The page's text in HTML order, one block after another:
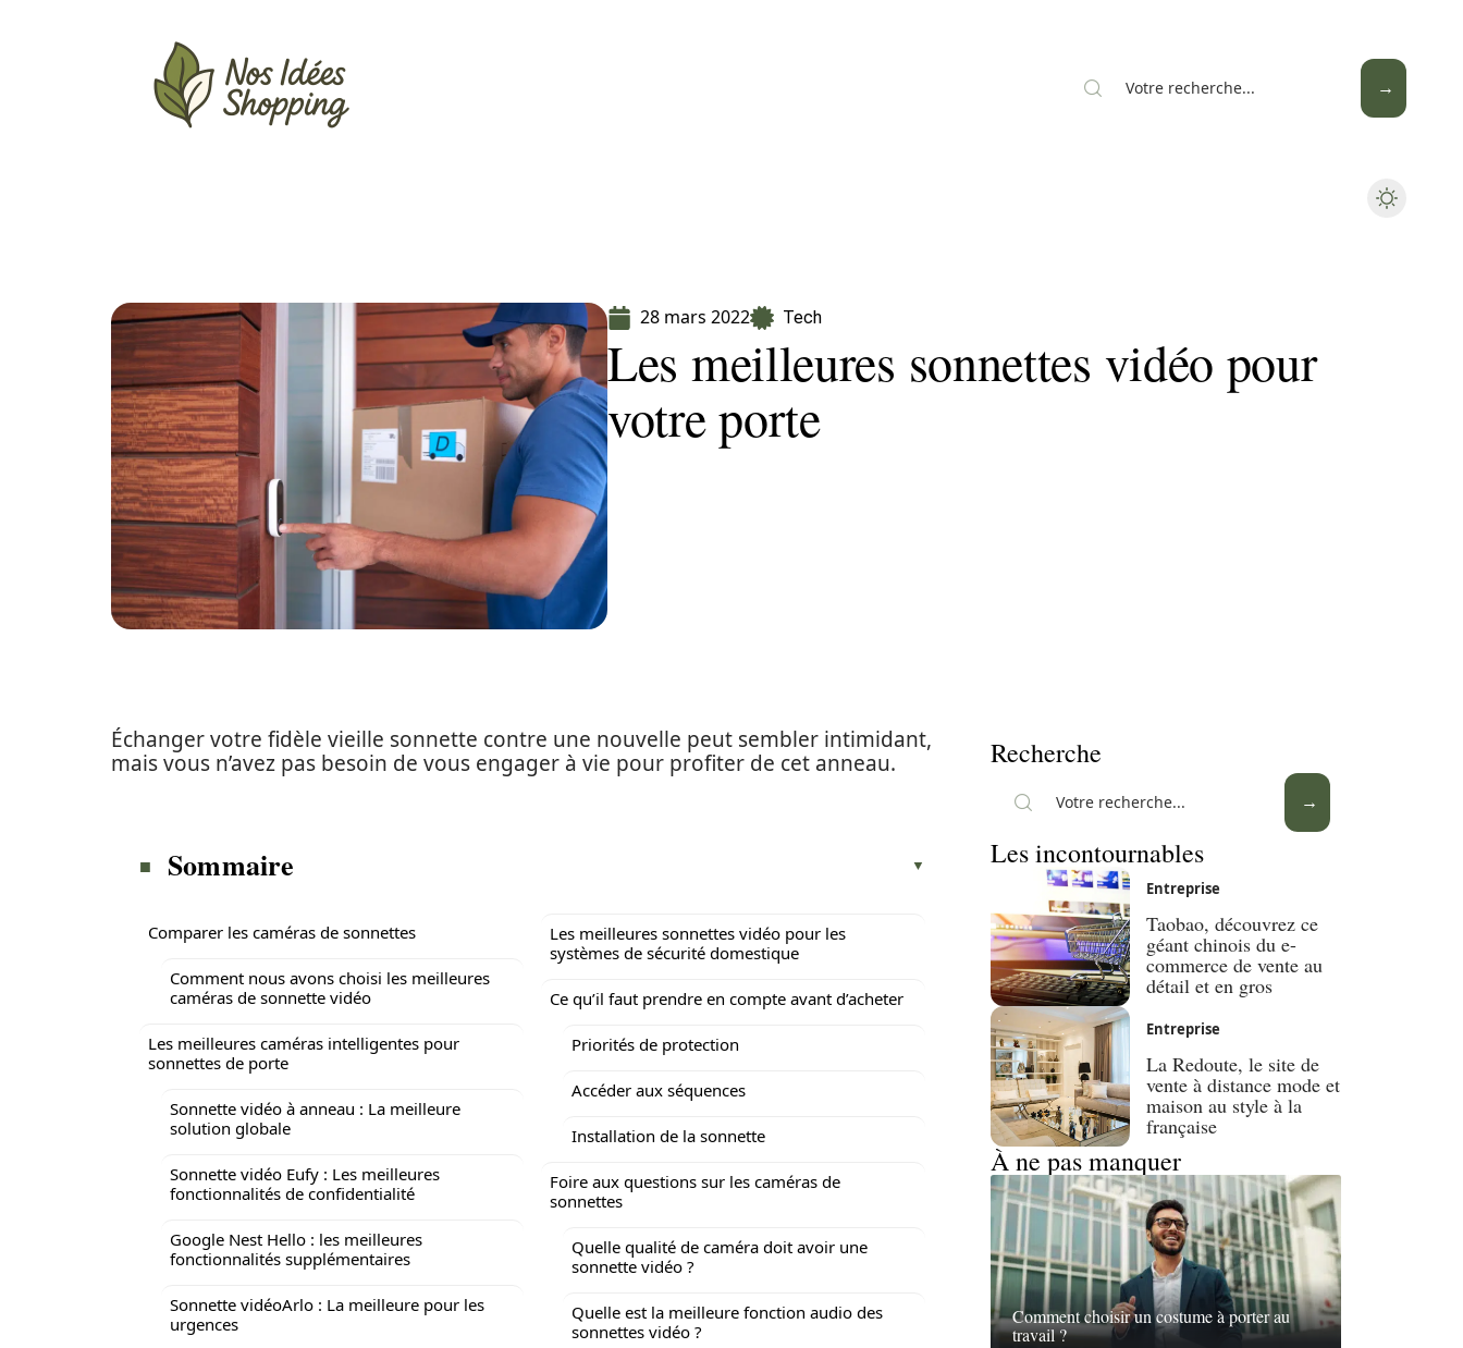
28 mars 2022 Tech
Les meilleures sonnettes vidéo pour
votre porte
Échanger votre fidèle vieille sonnette contre une nouvelle peut sembler intimidant,
mais vous n’avez pas besoin de vous engager à vie pour profiter de cet anneau.
Sommaire
Comparer les caméras de sonnettes
Comment nous avons choisi les meilleures
caméras de sonnette vidéo
Les meilleures caméras intelligentes pour
sonnettes de porte
Sonnette vidéo à anneau : La meilleure
solution globale
Sonnette vidéo Eufy : Les meilleures
fonctionnalités de confidentialité
Google Nest Hello : les meilleures
fonctionnalités supplémentaires
Sonnette vidéoArlo : La meilleure pour les
urgences
Les meilleures sonnettes vidéo pour les
systèmes de sécurité domestique
Ce qu’il faut prendre en compte avant d’acheter
Priorités de protection
Accéder aux séquences
Installation de la sonnette
Foire aux questions sur les caméras de
sonnettes
Quelle qualité de caméra doit avoir une
sonnette vidéo ?
Quelle est la meilleure fonction audio des
sonnettes vidéo ?
Recherche
Les incontournables
Entreprise
Taobao, découvrez ce
géant chinois du e-
commerce de vente au
détail et en gros
Entreprise
La Redoute, le site de
vente à distance mode et
maison au style à la
française
À ne pas manquer
Comment choisir un costume à porter au
travail ?